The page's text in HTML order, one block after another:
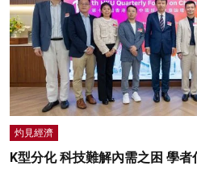
灼見經濟
K型分化 科技難解內需之困 學者